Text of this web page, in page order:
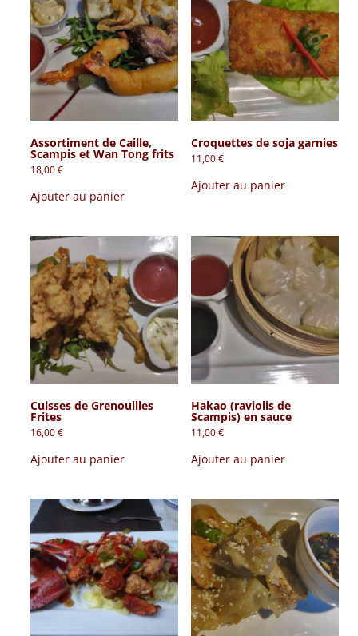
Assortiment de Caille,
Scampis et Wan Tong frits
18,00€
Ajouter au panier
Croquettes de soja garnies
11,00€
Ajouter au panier
Cuisses de Grenouilles
Frites
16,00€
Ajouter au panier
Hakao (raviolis de
Scampis) en sauce
11,00€
Ajouter au panier